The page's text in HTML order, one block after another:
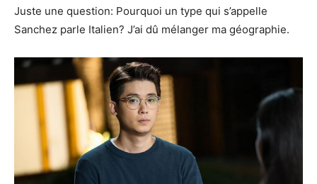
Juste une question: Pourquoi un type qui s’appelle
Sanchez parle Italien? J’ai dû mélanger ma géographie.